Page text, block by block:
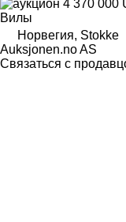
4 370 000
Вилы
Норвегия, Stokke
Auksjonen.no AS
Связаться с